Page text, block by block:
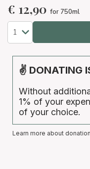
€ 12,90 for 750ml
✌ DONATING
Without
1% of your
of your choice.
Learn more about